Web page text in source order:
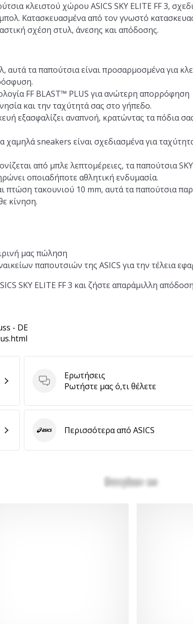
κλειστού χώρου ASICS SKY ELITE FF 3,
Κατασκευασμένα από τον γνωστό
σχέση στυλ, άνεσης και απόδοσης.
αυτά τα παπούτσια είναι προσαρμοσμένα για
FF BLAST™ PLUS για ανώτερη απορρόφηση
και την ταχύτητά σας στο γήπεδο.
εξασφαλίζει αναπνοή, κρατώντας τα πόδια
χαμηλά sneakers είναι σχεδιασμένα για
από μπλε λεπτομέρειες, τα παπούτσια SKY
οποιαδήποτε αθλητική ενδυμασία.
πτώση τακουνιού 10 mm, αυτά τα παπούτσια
κίνηση.
μας πώληση
παπουτσιών της ASICS για την τέλεια
SKY ELITE FF 3 και ζήστε απαράμιλλη
- DE
Ερωτήσεις
Ερωτήσεις
Ρωτήστε μας ό,τι θέλετε
ASICSΠερισσότερα από ASICS